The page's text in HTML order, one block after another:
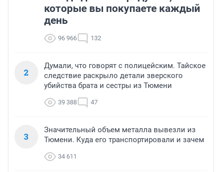
которые вы покупаете каждый
день
96 966 132
2
Думали, что говорят с полицейским. Тайское
следствие раскрыло детали зверского
убийства брата и сестры из Тюмени
39 388 47
3
Значительный объем металла вывезли из
Тюмени. Куда его транспортировали и зачем
34 611